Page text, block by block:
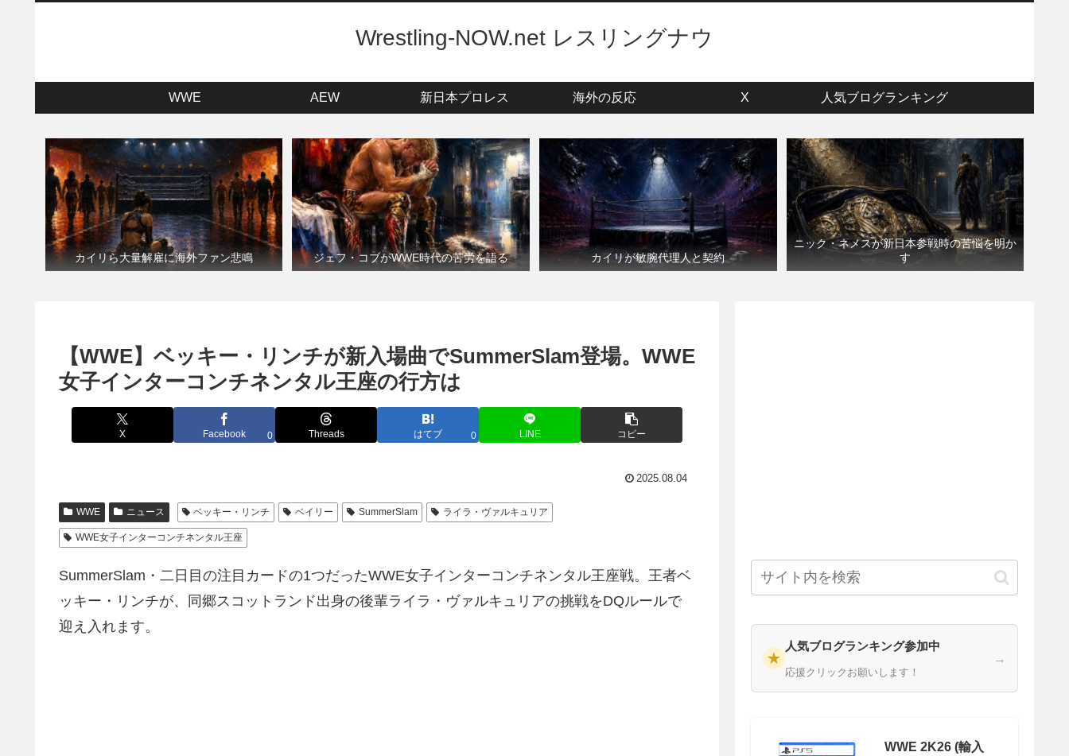
Wrestling-NOW.net レスリングナウ
WWE AEW 新日本プロレス 海外の反応 X 人気ブログランキング
カイリら大量解雇に海外ファン悲鳴 ジェフ・コブがWWE時代の苦労を語る カイリが敏腕代理人と契約
ニック・ネメスが新日本参戦時の苦悩を明か
す
【WWE】ベッキー・リンチが新入場曲でSummerSlam登場。WWE
女子インターコンチネンタル王座の行方は
X Facebook 0 Threads はてブ 0 LINE コピー
2025.08.04
WWE ニュース ベッキー・リンチ ベイリー SummerSlam ライラ・ヴァルキュリア
WWE女子インターコンチネンタル王座
SummerSlam・二日目の注目カードの1つだったWWE女子インターコンチネンタル王座戦。王者ベ
ッキー・リンチが、同郷スコットランド出身の後輩ライラ・ヴァルキュリアの挑戦をDQルールで
迎え入れます。
★
人気ブログランキング参加中
応援クリックお願いします！
→
WWE 2K26 (輸入